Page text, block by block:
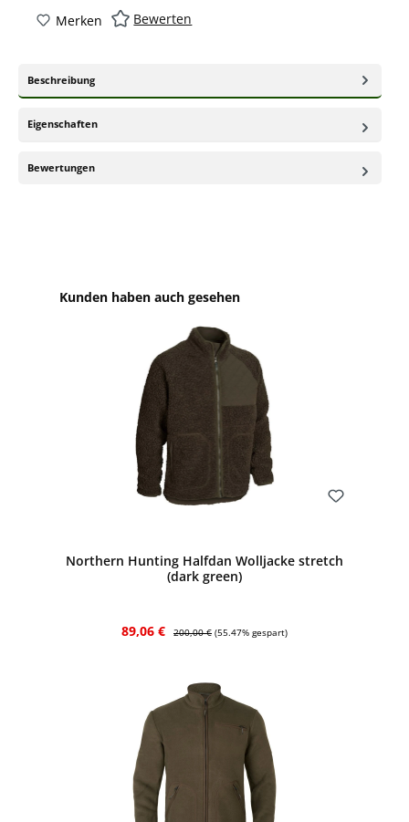
Merken Bewerten
Beschreibung
Eigenschaften
Bewertungen
Produktgalerie überspringen
Kunden haben auch gesehen
Northern Hunting Halfdan Wolljacke stretch
(dark green)
Verkaufspreis:
89,06 € Regulärer Preis:
200,00 € (55.47% gespart)